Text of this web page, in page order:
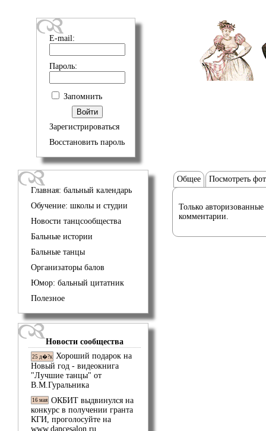
E-mail:
Пароль:
Запомнить
Зарегистрироваться
Восстановить пароль
Главная: бальный календарь
Обучение: школы и студии
Новости танцсообщества
Бальные истории
Бальные танцы
Организаторы балов
Юмор: бальный цитатник
Полезное
Новости сообщества
25 д�?к Хороший подарок на
Новый год - видеокнига
"Лучшие танцы" от
В.М.Гуральника
16 мая ОКБИТ выдвинулся на
конкурс в получении гранта
КГИ, проголосуйте на
www.dancesalon.ru
Общее Посмотреть
Только авторизованные
комментарии.